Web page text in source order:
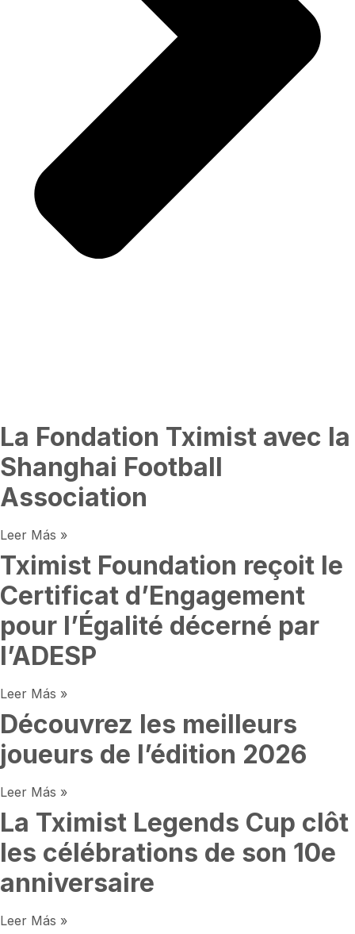
La Fondation Tximist avec la
Shanghai Football
Association
Leer Más »
Tximist Foundation reçoit le
Certificat d’Engagement
pour l’Égalité décerné par
l’ADESP
Leer Más »
Découvrez les meilleurs
joueurs de l’édition 2026
Leer Más »
La Tximist Legends Cup clôt
les célébrations de son 10e
anniversaire
Leer Más »